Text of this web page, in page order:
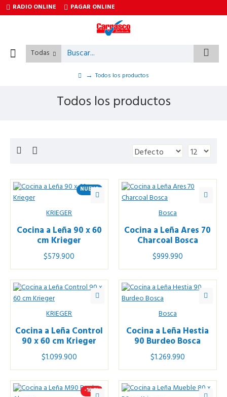
RADIO ONLINE PAGAR ONLINE
Todas
Todos los productos
Todos los productos
NUEVO
KRIEGER
Cocina a Leña 90 x 60
cm Krieger
$579.900
Bosca
Cocina a Leña Ares 70
Charcoal Bosca
$999.990
KRIEGER
Cocina a Leña Control
90 x 60 cm Krieger
$1.099.900
Bosca
Cocina a Leña Hestia
90 Burdeo Bosca
$1.269.990
-16 %